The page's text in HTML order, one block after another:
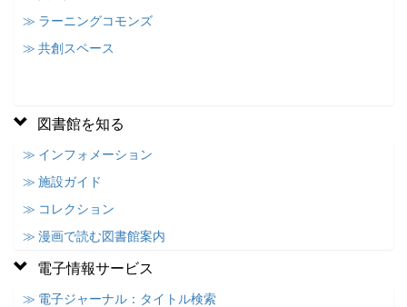
≫ ラーニングコモンズ
≫ 共創スペース
図書館を知る
≫ インフォメーション
≫ 施設ガイド
≫ コレクション
≫ 漫画で読む図書館案内
電子情報サービス
≫ 電子ジャーナル：タイトル検索